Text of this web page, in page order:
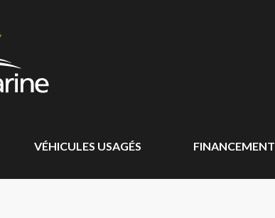
VÉHICULES USAGÉS FINANCEMENT